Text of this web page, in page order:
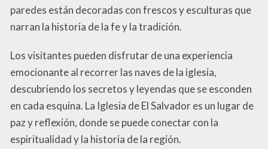
paredes están decoradas con frescos y esculturas que
narran la historia de la fe y la tradición.
Los visitantes pueden disfrutar de una experiencia
emocionante al recorrer las naves de la iglesia,
descubriendo los secretos y leyendas que se esconden
en cada esquina. La Iglesia de El Salvador es un lugar de
paz y reflexión, donde se puede conectar con la
espiritualidad y la historia de la región.